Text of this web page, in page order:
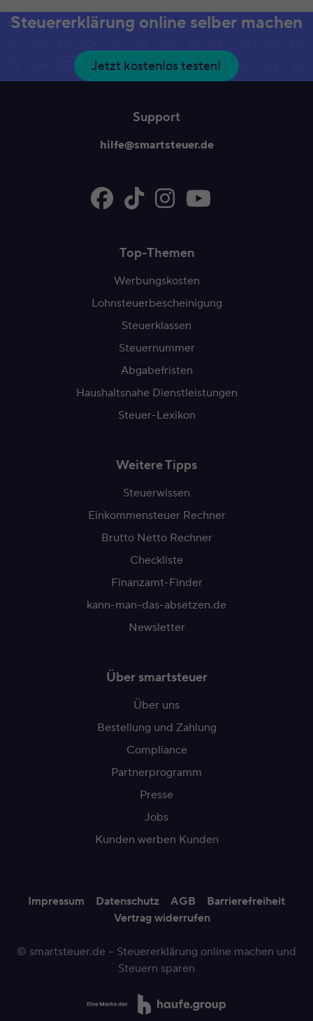
Steuererklärung online selber machen
Jetzt kostenlos testen!
Support
hilfe@smartsteuer.de
Top-Themen
Werbungskosten
Lohnsteuerbescheinigung
Steuerklassen
Steuernummer
Abgabefristen
Haushaltsnahe Dienstleistungen
Steuer-Lexikon
Weitere Tipps
Steuerwissen
Einkommensteuer Rechner
Brutto Netto Rechner
Checkliste
Finanzamt-Finder
kann-man-das-absetzen.de
Newsletter
Über smartsteuer
Über uns
Bestellung und Zahlung
Compliance
Partnerprogramm
Presse
Jobs
Kunden werben Kunden
Impressum Datenschutz AGB
Barrierefreiheit
Vertrag widerrufen
© smartsteuer.de – Steuererklärung online machen und
Steuern sparen